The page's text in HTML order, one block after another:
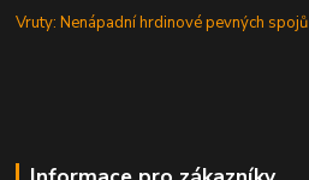
Vruty: Nenápadní hrdinové pevných spojů